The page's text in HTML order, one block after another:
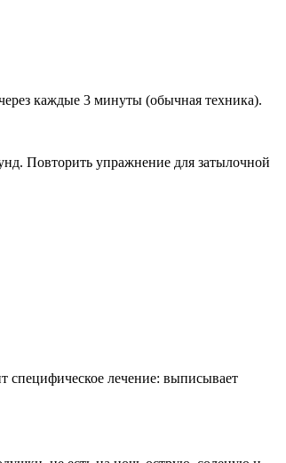
каждые 3 минуты (обычная техника).
Повторить упражнение для затылочной
специфическое лечение: выписывает